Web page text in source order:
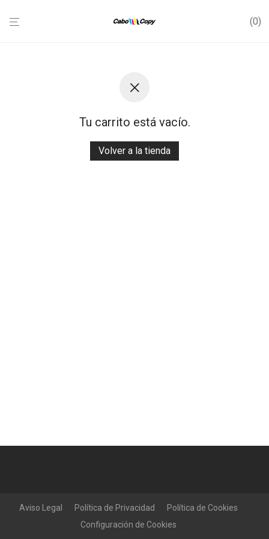
0
Tu carrito está vacío.
Volver a la tienda
Aviso Legal Política de Privacidad
Política de Cookies
Configuración de Cookies